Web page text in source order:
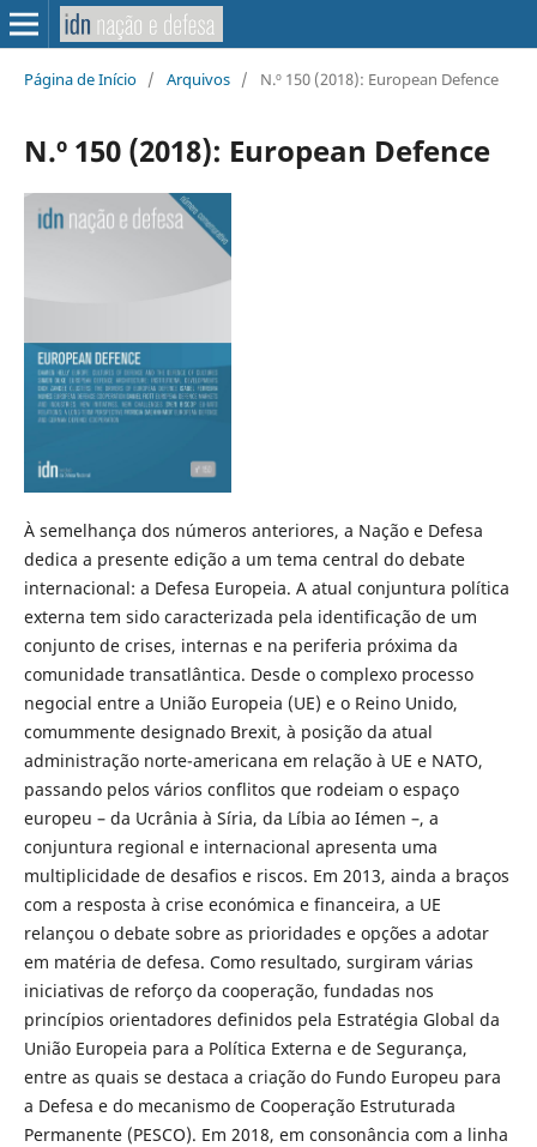
Página de Início / Arquivos / N.º 150 (2018): European Defence
N.º 150 (2018): European Defence
À semelhança dos números anteriores, a Nação e Defesa
dedica a presente edição a um tema central do debate
internacional: a Defesa Europeia. A atual conjuntura política
externa tem sido caracterizada pela identificação de um
conjunto de crises, internas e na periferia próxima da
comunidade transatlântica. Desde o complexo processo
negocial entre a União Europeia (UE) e o Reino Unido,
comummente designado Brexit, à posição da atual
administração norte-americana em relação à UE e NATO,
passando pelos vários conflitos que rodeiam o espaço
europeu – da Ucrânia à Síria, da Líbia ao Iémen –, a
conjuntura regional e internacional apresenta uma
multiplicidade de desafios e riscos. Em 2013, ainda a braços
com a resposta à crise económica e financeira, a UE
relançou o debate sobre as prioridades e opções a adotar
em matéria de defesa. Como resultado, surgiram várias
iniciativas de reforço da cooperação, fundadas nos
princípios orientadores definidos pela Estratégia Global da
União Europeia para a Política Externa e de Segurança,
entre as quais se destaca a criação do Fundo Europeu para
a Defesa e do mecanismo de Cooperação Estruturada
Permanente (PESCO). Em 2018, em consonância com a linha